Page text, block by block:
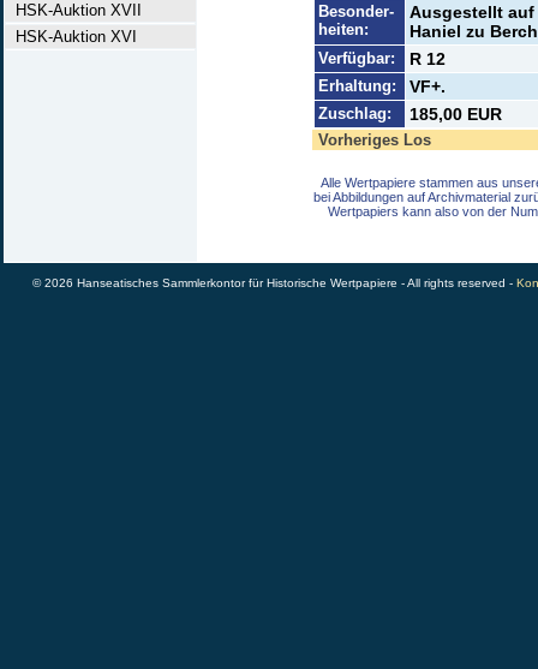
HSK-Auktion XVII
HSK-Auktion XVI
Besonder-
heiten:
Ausgestellt auf
Haniel zu
Verfügbar: R 12
Erhaltung: VF+.
Zuschlag: 185,00 EUR
Vorheriges Los
Alle Wertpapiere stammen aus
bei Abbildungen auf Archivmaterial
Wertpapiers kann also von der
© 2026 Hanseatisches Sammlerkontor für Historische Wertpapiere - All rights reserved -